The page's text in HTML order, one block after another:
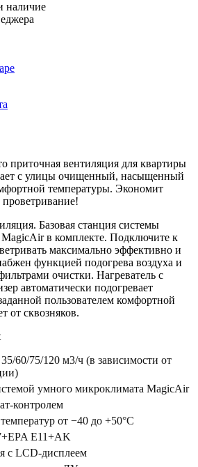
наличие
приточная вентиляция для квартиры
с улицы очищенный, насыщенный
температуры. Экономит
Базовая станция системы
в комплекте. Подключите к
максимально эффективно и
функцией подогрева воздуха и
очистки. Нагреватель с
автоматически подогревает
пользователем комфортной
от сквозняков.
60/75/120 м3/ч (в зависимости от
умного микроклимата MagicAir
контролем
от −40 до +50°С
E11+AK
с LCD-дисплеем